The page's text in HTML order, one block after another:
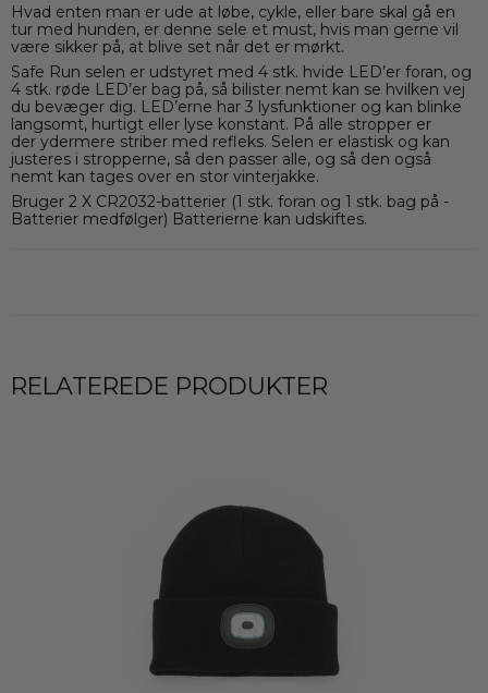
Hvad enten man er ude at løbe, cykle, eller bare skal gå en
tur med hunden, er denne sele et must, hvis man gerne vil
være sikker på, at blive set når det er mørkt.
Safe Run selen er udstyret med 4 stk. hvide LED’er foran, og
4 stk. røde LED’er bag på, så bilister nemt kan se hvilken vej
du bevæger dig. LED’erne har 3 lysfunktioner og kan blinke
langsomt, hurtigt eller lyse konstant. På alle stropper er
der ydermere striber med refleks. Selen er elastisk og kan
justeres i stropperne, så den passer alle, og så den også
nemt kan tages over en stor vinterjakke.
Bruger 2 X CR2032-batterier (1 stk. foran og 1 stk. bag på -
Batterier medfølger) Batterierne kan udskiftes.
RELATEREDE PRODUKTER